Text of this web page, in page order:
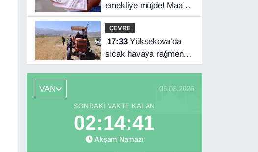
emekliye müjde! Maaş
farkları bu gece
hesaplarda
ÇEVRE
17:33Yüksekova’da
sıcak havaya rağmen
hasat mesaisi başladı
VAN 06.08.2026
SONRAKI VAKTE KALAN
02:14:40
Akşam Namazı